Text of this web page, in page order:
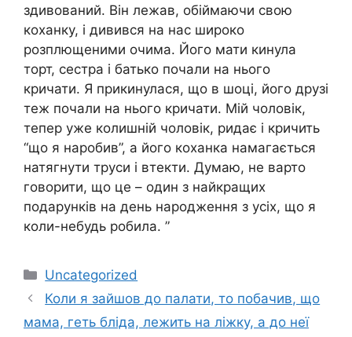
здивований. Він лежав, обіймаючи свою
коханку, і дивився на нас широко
розплющеними очима. Його мати кинула
торт, сестра і батько почали на нього
кричати. Я прикинулася, що в шоці, його друзі
теж почали на нього кричати. Мій чоловік,
тепер уже колишній чоловік, ридає і кричить
“що я наробив”, а його коханка намагається
натягнути труси і втекти. Думаю, не варто
говорити, що це – один з найкращих
подарунків на день народження з усіх, що я
коли-небудь робила. ”
Категорії
Uncategorized
Коли я зайшов до палати, то побачив, що
мама, геть бліда, лежить на ліжку, а до неї